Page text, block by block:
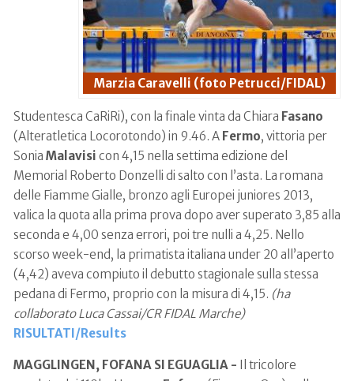
Marzia Caravelli (foto Petrucci/FIDAL)
Studentesca CaRiRi), con la finale vinta da Chiara Fasano
(Alteratletica Locorotondo) in 9.46. A Fermo, vittoria per
Sonia Malavisi con 4,15 nella settima edizione del
Memorial Roberto Donzelli di salto con l’asta. La romana
delle Fiamme Gialle, bronzo agli Europei juniores 2013,
valica la quota alla prima prova dopo aver superato 3,85 alla
seconda e 4,00 senza errori, poi tre nulli a 4,25. Nello
scorso week-end, la primatista italiana under 20 all’aperto
(4,42) aveva compiuto il debutto stagionale sulla stessa
pedana di Fermo, proprio con la misura di 4,15. (ha
collaborato Luca Cassai/CR FIDAL Marche)
RISULTATI/Results
MAGGLINGEN, FOFANA SI EGUAGLIA - Il tricolore